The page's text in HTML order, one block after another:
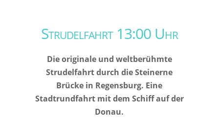
Strudelfahrt 13:00 Uhr
Die originale und weltberühmte
Strudelfahrt durch die Steinerne
Brücke in Regensburg. Eine
Stadtrundfahrt mit dem Schiff auf der
Donau.